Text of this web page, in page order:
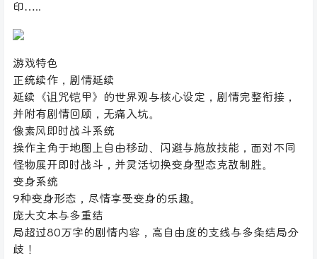
印…..
游戏特色
正统续作，剧情延续
延续《诅咒铠甲》的世界观与核心设定，剧情完整衔接，
并附有剧情回顾，无痛入坑。
像素风即时战斗系统
操作主角于地图上自由移动、闪避与施放技能，面对不同
怪物展开即时战斗，并灵活切换变身型态克敌制胜。
变身系统
9种变身形态，尽情享受变身的乐趣。
庞大文本与多重结
局超过80万字的剧情内容，高自由度的支线与多条结局分
歧！